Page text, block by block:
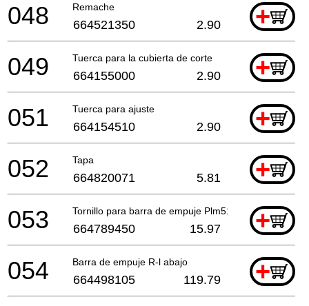
Remache +
048 664521350 2.90
Tuerca para la cubierta de corte +
049 664155000 2.90
Tuerca para ajuste +
051 664154510 2.90
Tapa +
052 664820071 5.81
Tornillo para barra de empuje Plm5110 * +
053 664789450 15.97
Barra de empuje R-l abajo +
054 664498105 119.79